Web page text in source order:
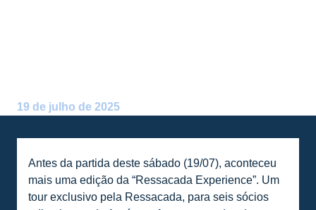
19 de julho de 2025
Antes da partida deste sábado (19/07), aconteceu
mais uma edição da “Ressacada Experience”. Um
tour exclusivo pela Ressacada, para seis sócios